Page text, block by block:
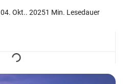
04. Okt.. 20251 Min. Lesedauer